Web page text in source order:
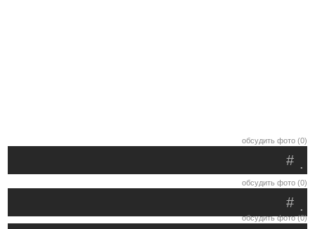
обсудить фото (0)
.
#
обсудить фото (0)
.
#
обсудить фото (0)